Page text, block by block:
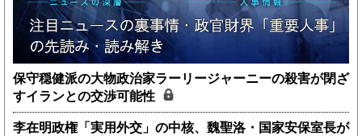
保守穏健派の大物政治家ラーリージャーニーの殺害が閉ざ
すイランとの交渉可能性
李在明政権「実用外交」の中核、魏聖洛・国家安保室長が